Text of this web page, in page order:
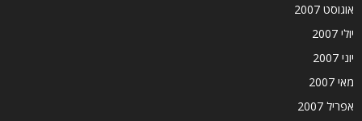
אוגוסט 2007
יולי 2007
יוני 2007
מאי 2007
אפריל 2007